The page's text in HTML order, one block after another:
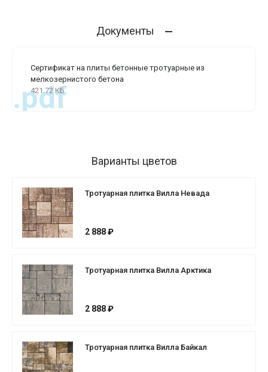
Документы
Сертификат на плиты бетонные тротуарные из
мелкозернистого бетона
421.72 КБ
.pdf
Варианты цветов
Тротуарная плитка Вилла Невада
2 888 ₽
Тротуарная плитка Вилла Арктика
2 888 ₽
Тротуарная плитка Вилла Байкал